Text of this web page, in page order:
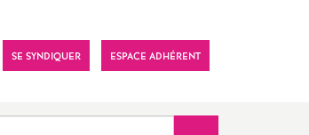
SE SYNDIQUER ESPACE ADHÉRENT